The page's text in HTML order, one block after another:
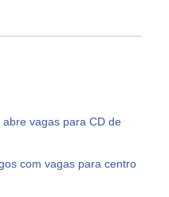
vagas para CD de
com vagas para centro